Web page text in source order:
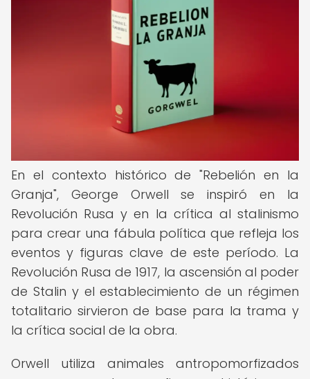
En el contexto histórico de "Rebelión en la
Granja", George Orwell se inspiró en la
Revolución Rusa y en la crítica al stalinismo
para crear una fábula política que refleja los
eventos y figuras clave de este período. La
Revolución Rusa de 1917, la ascensión al poder
de Stalin y el establecimiento de un régimen
totalitario sirvieron de base para la trama y
la crítica social de la obra.
Orwell utiliza animales antropomorfizados